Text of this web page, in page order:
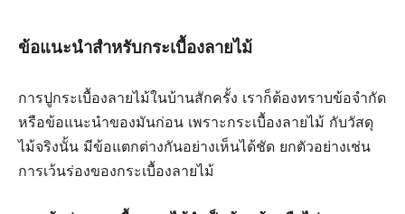
ข้อแนะนำสำหรับกระเบื้องลายไม้
การปูกระเบื้องลายไม้ในบ้านสักครั้ง เราก็ต้องทราบข้อจำกัด
หรือข้อแนะนำของมันก่อน เพราะกระเบื้องลายไม้ กับวัสดุ
ไม้จริงนั้น มีข้อแตกต่างกันอย่างเห็นได้ชัด ยกตัวอย่างเช่น
การเว้นร่องของกระเบื้องลายไม้